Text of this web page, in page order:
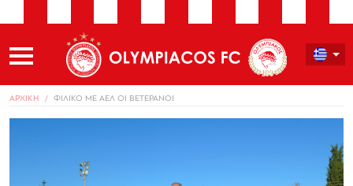
ΑΡΧΙΚΗ ΦΙΛΙΚΟ ΜΕ ΑΕΛ ΟΙ ΒΕΤΕΡΑΝΟΙ